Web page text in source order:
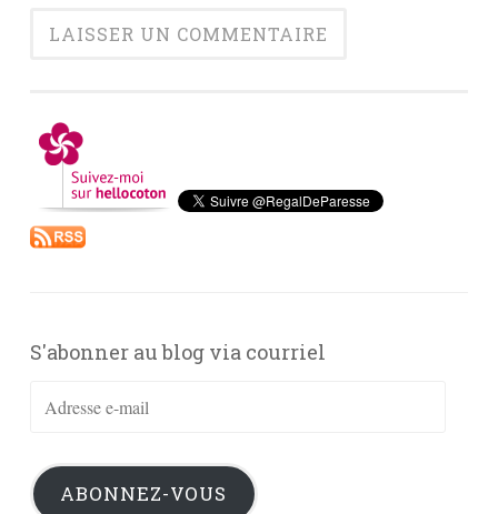
S'abonner au blog via courriel
Adresse
mail
ABONNEZ-VOUS